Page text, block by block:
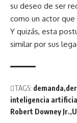
su deseo de ser
como un actor
Y quizás, esta
similar por sus
TAGS: demanda
inteligencia artificial
Robert Downey Jr.